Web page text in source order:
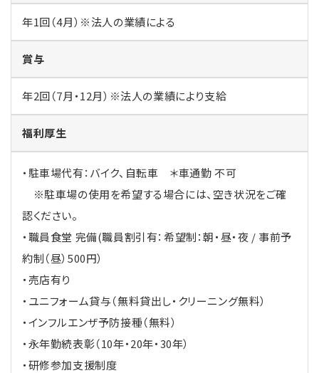
年1回（4月）※法人の業績による
賞与
年2回（7月・12月）※法人の業績により支給
福利厚生
・駐車場代有：バイク、自転車 ＊車通勤 不可
※駐車場の使用を希望する場合には、空き状況をご確
認ください。
・職員食堂 完備(職員割引有：希望制：朝・昼・夜 / 事前予
約制（昼）500円）
・売店有り
・ユニフォーム貸与（無料貸出し・クリーニング無料）
・インフルエンザ予防接種（無料）
・永年勤続表彰（10年・20年・30年）
・研修参加支援制度